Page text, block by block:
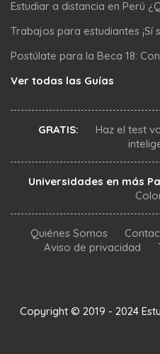
Estudiar a distancia en Perú
Trabajos para estudiantes
Postúlate para la Beca 18:
Ver todas las Guías
GRATIS: Haz el test
Universidades en más
Quiénes Somos
Aviso de privacidad
Copyright © 2019 - 2024